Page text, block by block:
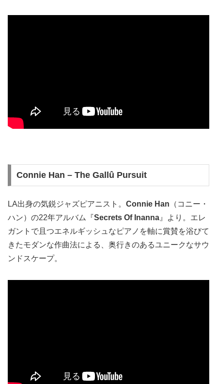
Connie Han – The Gallû Pursuit
LA出身の気鋭ジャズピアニスト。 Connie Han （コニー・
ハン）の22年アルバム『Secrets Of Inanna 』より。エレ
ガントで且つエネルギッシュなピアノを軸に賞賛を浴びて
きたモダンな作曲法による、奥行きのあるユニークなサウ
ンドスケープ。